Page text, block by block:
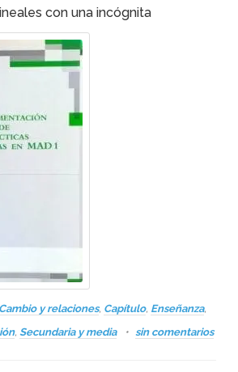
con una incógnita
Cambio y relaciones, Capítulo, Enseñanza,
, Secundaria y media sin comentarios